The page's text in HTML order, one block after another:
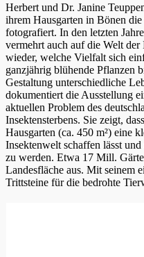
Herbert und Dr. Janine
ihrem Hausgarten in Bönen
fotografiert. In den letzten
vermehrt auch auf die Welt der
wieder, welche Vielfalt sich
ganzjährig blühende Pflanzen
Gestaltung unterschiedliche
dokumentiert die Ausstellung
aktuellen Problem des
Insektensterbens. Sie zeigt,
Hausgarten (ca. 450 m²) eine
Insektenwelt schaffen lässt
zu werden. Etwa 17 Mill.
Landesfläche aus. Mit seinem
Trittsteine für die bedrohte